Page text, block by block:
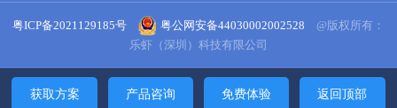
粤ICP备2021129185号 粤公网安备44030002002528
@版权所有：
乐虾（深圳）科技有限公司
获取方案 产品咨询 免费体验 返回顶部